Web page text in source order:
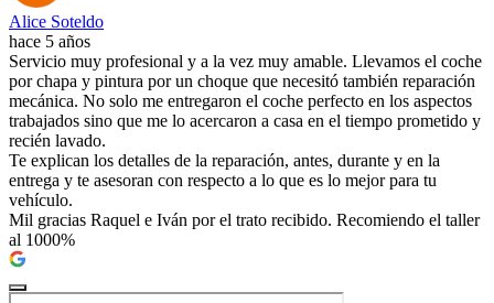
Alice Soteldo
hace 5 años
Servicio muy profesional y a la vez muy amable. Llevamos el coche
por chapa y pintura por un choque que necesitó también reparación
mecánica. No solo me entregaron el coche perfecto en los aspectos
trabajados sino que me lo acercaron a casa en el tiempo prometido y
recién lavado.
Te explican los detalles de la reparación, antes, durante y en la
entrega y te asesoran con respecto a lo que es lo mejor para tu
vehículo.
Mil gracias Raquel e Iván por el trato recibido. Recomiendo el taller
al 1000%